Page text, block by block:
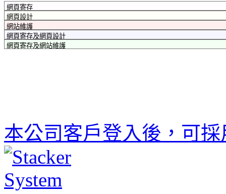
本公司客戶登入後，可